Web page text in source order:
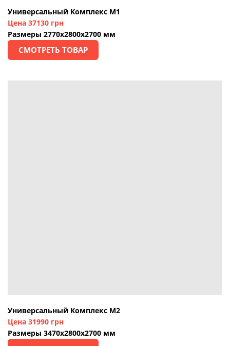
Универсальный Комплекс М1
Цена 37130 грн
Размеры 2770х2800х2700 мм
СМОТРЕТЬ ТОВАР
Универсальный Комплекс М2
Цена 31990 грн
Размеры 3470х2800х2700 мм